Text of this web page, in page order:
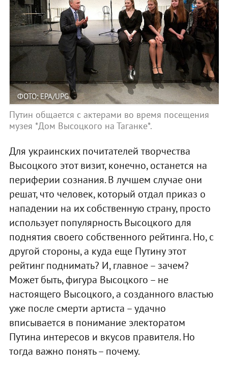
ФОТО: EPA/UPG
Путин общается с актерами во время посещения
музея *Дом Высоцкого на Таганке*.
Для украинских почитателей творчества
Высоцкого этот визит, конечно, останется на
периферии сознания. В лучшем случае они
решат, что человек, который отдал приказ о
нападении на их собственную страну, просто
использует популярность Высоцкого для
поднятия своего собственного рейтинга. Но, с
другой стороны, а куда еще Путину этот
рейтинг поднимать? И, главное – зачем?
Может быть, фигура Высоцкого – не
настоящего Высоцкого, а созданного властью
уже после смерти артиста – удачно
вписывается в понимание электоратом
Путина интересов и вкусов правителя. Но
тогда важно понять – почему.